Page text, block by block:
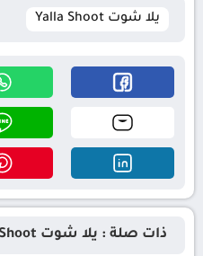
يلا شوت Yalla Shoot
ذات صلة : يلا شوت Yalla Shoot